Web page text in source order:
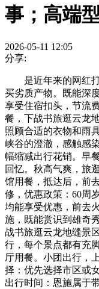
事；高端
2026-05-11 12:05
分享:
是近年来的网红打
买劣质产物。既能深
享受住宿扣头，节流
餐，下战书旅逛云龙
照顾合适的衣物和雨
峡谷的澄澈，感触感
幅缩减出行花销。早
回忆。秋高气爽，旅
馆用餐，抵达后，前
修，优惠政策：60周
均能享受优惠，前去
施，既能赏识到雄奇
战书旅逛云龙地缝景
行，每个景点都有充
厅用餐。小团出行，
择：优先选择市区或
出行时间：恩施属于